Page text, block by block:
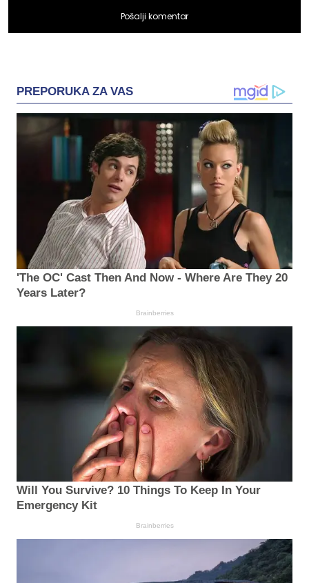
Pošalji komentar
PREPORUKA ZA VAS
'The OC' Cast Then And Now - Where Are They 20
Years Later?
Brainberries
Will You Survive? 10 Things To Keep In Your
Emergency Kit
Brainberries